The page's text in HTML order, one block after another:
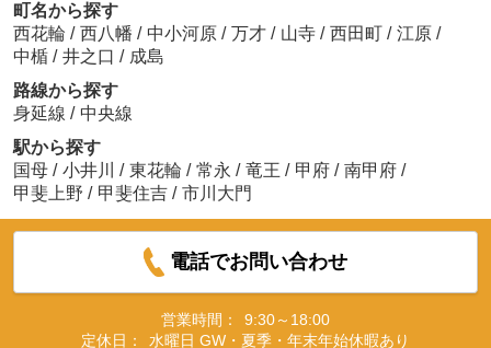
町名から探す
西花輪 / 西八幡 / 中小河原 / 万才 / 山寺 / 西田町 / 江原 /
中楯 / 井之口 / 成島
路線から探す
身延線 / 中央線
駅から探す
国母 / 小井川 / 東花輪 / 常永 / 竜王 / 甲府 / 南甲府 /
甲斐上野 / 甲斐住吉 / 市川大門
電話でお問い合わせ
営業時間：
9:30～18:00
定休日：
水曜日 GW・夏季・年末年始休暇あり